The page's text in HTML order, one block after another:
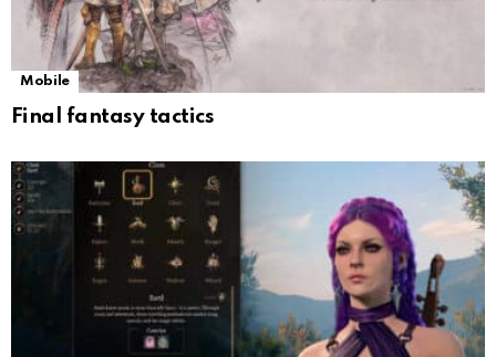
Mobile
Final fantasy tactics